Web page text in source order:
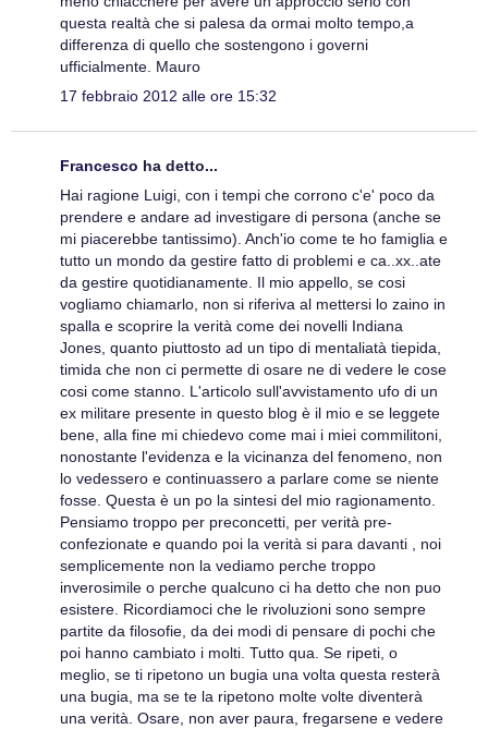
questa realtà che si palesa da ormai molto tempo,a
differenza di quello che sostengono i governi
ufficialmente. Mauro
17 febbraio 2012 alle ore 15:32
Francesco ha detto...
Hai ragione Luigi, con i tempi che corrono c'e' poco da
prendere e andare ad investigare di persona (anche se
mi piacerebbe tantissimo). Anch'io come te ho famiglia e
tutto un mondo da gestire fatto di problemi e ca..xx..ate
da gestire quotidianamente. Il mio appello, se cosi
vogliamo chiamarlo, non si riferiva al mettersi lo zaino in
spalla e scoprire la verità come dei novelli Indiana
Jones, quanto piuttosto ad un tipo di mentaliatà tiepida,
timida che non ci permette di osare ne di vedere le cose
cosi come stanno. L'articolo sull'avvistamento ufo di un
ex militare presente in questo blog è il mio e se leggete
bene, alla fine mi chiedevo come mai i miei commilitoni,
nonostante l'evidenza e la vicinanza del fenomeno, non
lo vedessero e continuassero a parlare come se niente
fosse. Questa è un po la sintesi del mio ragionamento.
Pensiamo troppo per preconcetti, per verità pre-
confezionate e quando poi la verità si para davanti , noi
semplicemente non la vediamo perche troppo
inverosimile o perche qualcuno ci ha detto che non puo
esistere. Ricordiamoci che le rivoluzioni sono sempre
partite da filosofie, da dei modi di pensare di pochi che
poi hanno cambiato i molti. Tutto qua. Se ripeti, o
meglio, se ti ripetono un bugia una volta questa resterà
una bugia, ma se te la ripetono molte volte diventerà
una verità. Osare, non aver paura, fregarsene e vedere